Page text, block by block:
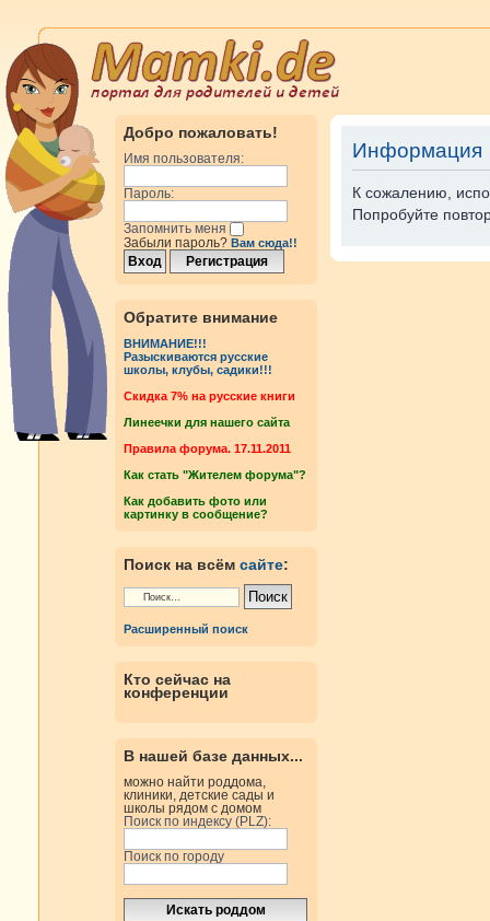
Добро пожаловать!
Имя пользователя:
Пароль:
Запомнить меня
Забыли пароль? Вам сюда!!
Обратите внимание
ВНИМАНИЕ!!!
Разыскиваются русские
школы, клубы, садики!!!
Cкидка 7% на русские книги
Линеечки для нашего сайта
Правила форума. 17.11.2011
Как стать "Жителем форума"?
Как добавить фото или
картинку в сообщение?
Поиск на всём сайте:
Расширенный поиск
Кто сейчас на
конференции
В нашей базе данных...
можно найти роддома,
клиники, детские сады и
школы рядом с домом
Поиск по индексу (PLZ):
Поиск по городу
Информация
К сожалению,
Попробуйте